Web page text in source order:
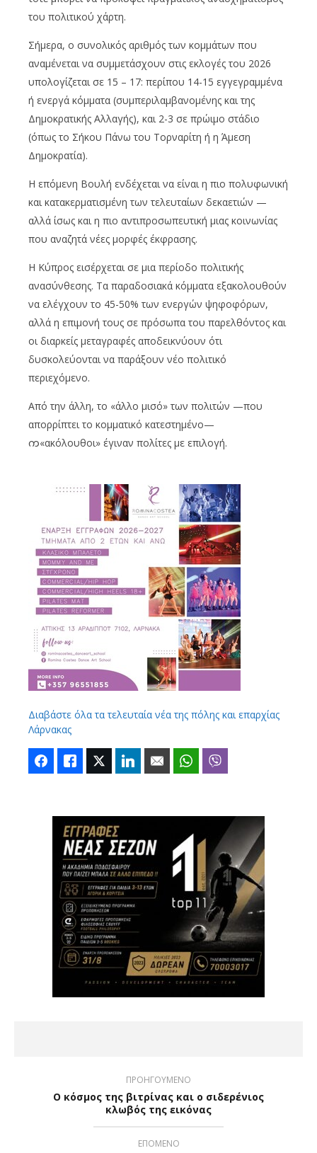
του πολιτικού χάρτη.
Σήμερα, ο συνολικός αριθμός των κομμάτων που
αναμένεται να συμμετάσχουν στις εκλογές του 2026
υπολογίζεται σε 15 – 17: περίπου 14-15 εγγεγραμμένα
ή ενεργά κόμματα (συμπεριλαμβανομένης και της
Δημοκρατικής Αλλαγής), και 2-3 σε πρώιμο στάδιο
(όπως το Σήκου Πάνω του Τορναρίτη ή η Άμεση
Δημοκρατία).
Η επόμενη Βουλή ενδέχεται να είναι η πιο πολυφωνική
και κατακερματισμένη των τελευταίων δεκαετιών —
αλλά ίσως και η πιο αντιπροσωπευτική μιας κοινωνίας
που αναζητά νέες μορφές έκφρασης.
Η Κύπρος εισέρχεται σε μια περίοδο πολιτικής
ανασύνθεσης. Τα παραδοσιακά κόμματα εξακολουθούν
να ελέγχουν το 45-50% των ενεργών ψηφοφόρων,
αλλά η επιμονή τους σε πρόσωπα του παρελθόντος και
οι διαρκείς μεταγραφές αποδεικνύουν ότι
δυσκολεύονται να παράξουν νέο πολιτικό
περιεχόμενο.
Από την άλλη, το «άλλο μισό» των πολιτών —που
απορρίπτει το κομματικό κατεστημένο—
က«ακόλουθοι» έγιναν πολίτες με επιλογή.
Διαβάστε όλα τα τελευταία νέα της πόλης και επαρχίας
Λάρνακας
FacebookLike Twitter LinkedIn Email WhatsApp
ΠΡΟΗΓΟΥΜΕΝΟ
Ο κόσμος της βιτρίνας και ο σιδερένιος
κλωβός της εικόνας
ΕΠΟΜΕΝΟ